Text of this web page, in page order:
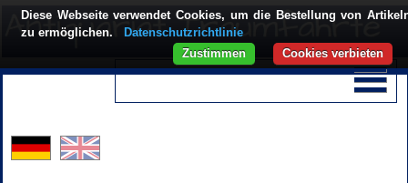
Diese Webseite verwendet Cookies, um die Bestellung von
zu ermöglichen.
Datenschutzrichtlinie
Cookies verbieten
Zustimmen